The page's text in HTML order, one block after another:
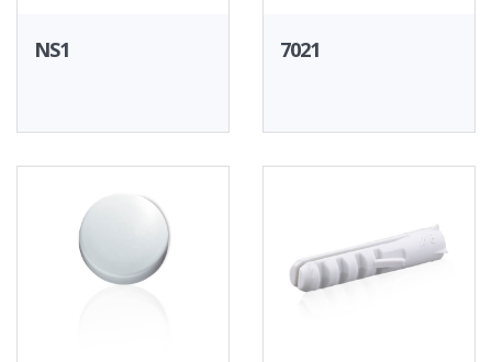
NS1 7021